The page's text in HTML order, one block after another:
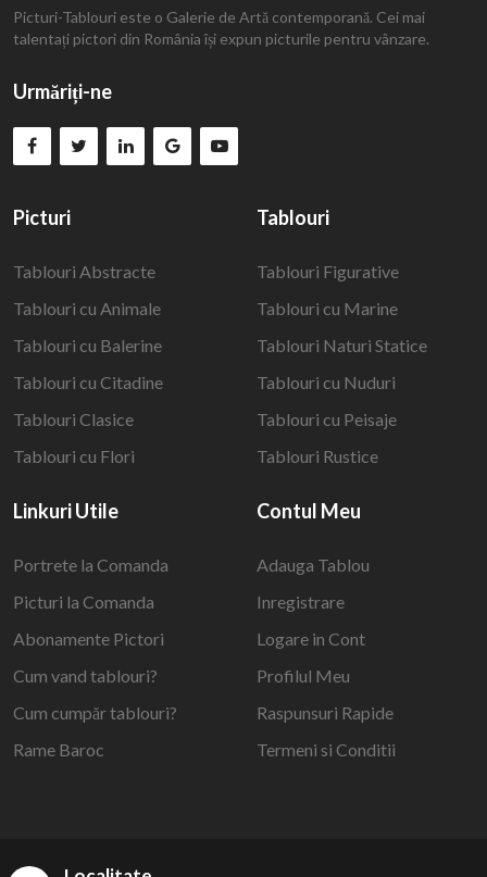
Picturi-Tablouri este o Galerie de Artă contemporană. Cei mai
talentați pictori din România își expun picturile pentru vânzare.
Urmăriți-ne
Picturi
Tablouri Abstracte
Tablouri cu Animale
Tablouri cu Balerine
Tablouri cu Citadine
Tablouri Clasice
Tablouri cu Flori
Tablouri
Tablouri Figurative
Tablouri cu Marine
Tablouri Naturi Statice
Tablouri cu Nuduri
Tablouri cu Peisaje
Tablouri Rustice
Linkuri Utile
Portrete la Comanda
Picturi la Comanda
Abonamente Pictori
Cum vand tablouri?
Cum cumpăr tablouri?
Rame Baroc
Contul Meu
Adauga Tablou
Inregistrare
Logare in Cont
Profilul Meu
Raspunsuri Rapide
Termeni si Conditii